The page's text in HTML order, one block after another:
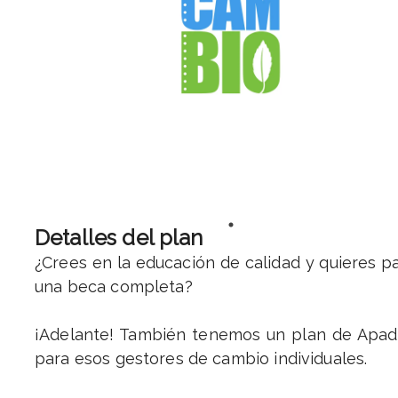
Detalles del plan
¿Crees en la educación de calidad y quieres
una beca completa?
¡Adelante! También tenemos un plan de
para esos gestores de cambio individuales.